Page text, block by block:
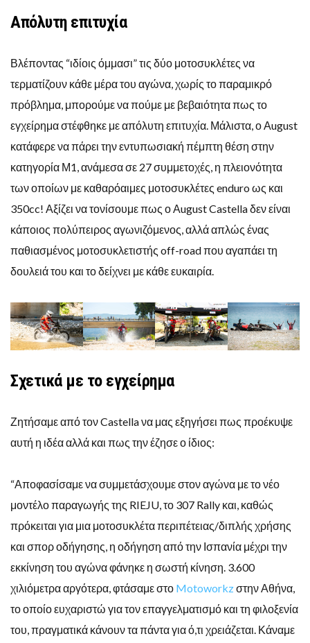
Απόλυτη επιτυχία
Βλέποντας “ιδίοις όμμασι” τις δύο μοτοσυκλέτες να
τερματίζουν κάθε μέρα του αγώνα, χωρίς το παραμικρό
πρόβλημα, μπορούμε να πούμε με βεβαιότητα πως το
εγχείρημα στέφθηκε με απόλυτη επιτυχία. Μάλιστα, ο Αugust
κατάφερε να πάρει την εντυπωσιακή πέμπτη θέση στην
κατηγορία Μ1, ανάμεσα σε 27 συμμετοχές, η πλειονότητα
των οποίων με καθαρόαιμες μοτοσυκλέτες enduro ως και
350cc! Αξίζει να τονίσουμε πως ο Αugust Castella δεν είναι
κάποιος πολύπειρος αγωνιζόμενος, αλλά απλώς ένας
παθιασμένος μοτοσυκλετιστής off-road που αγαπάει τη
δουλειά του και το δείχνει με κάθε ευκαιρία.
Σχετικά με το εγχείρημα
Ζητήσαμε από τον Castella να μας εξηγήσει πως προέκυψε
αυτή η ιδέα αλλά και πως την έζησε ο ίδιος:
“Αποφασίσαμε να συμμετάσχουμε στον αγώνα με το νέο
μοντέλο παραγωγής της RIEJU, το 307 Rally και, καθώς
πρόκειται για μια μοτοσυκλέτα περιπέτειας/διπλής χρήσης
και σπορ οδήγησης, η οδήγηση από την Ισπανία μέχρι την
εκκίνηση του αγώνα φάνηκε η σωστή κίνηση. 3.600
χιλιόμετρα αργότερα, φτάσαμε στο Motoworkzστην Αθήνα,
το οποίο ευχαριστώ για τον επαγγελματισμό και τη φιλοξενία
του, πραγματικά κάνουν τα πάντα για ό,τι χρειάζεται. Κάναμε